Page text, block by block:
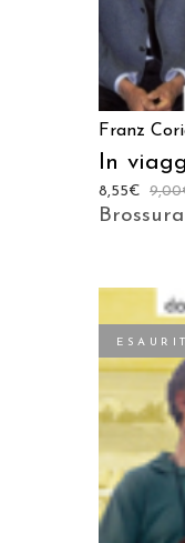
Franz
In
9,00
8,55€
Brossura